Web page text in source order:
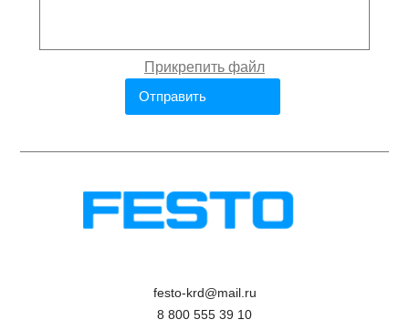
festo-krd@mail.ru
8 800 555 39 10